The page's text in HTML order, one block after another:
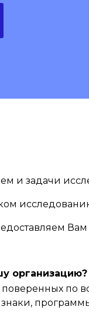
и задачи
организацию?
поверенных